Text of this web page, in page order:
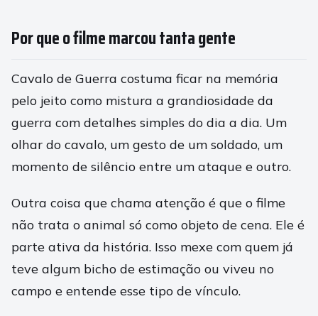
Por que o filme marcou tanta gente
Cavalo de Guerra costuma ficar na memória
pelo jeito como mistura a grandiosidade da
guerra com detalhes simples do dia a dia. Um
olhar do cavalo, um gesto de um soldado, um
momento de silêncio entre um ataque e outro.
Outra coisa que chama atenção é que o filme
não trata o animal só como objeto de cena. Ele é
parte ativa da história. Isso mexe com quem já
teve algum bicho de estimação ou viveu no
campo e entende esse tipo de vínculo.